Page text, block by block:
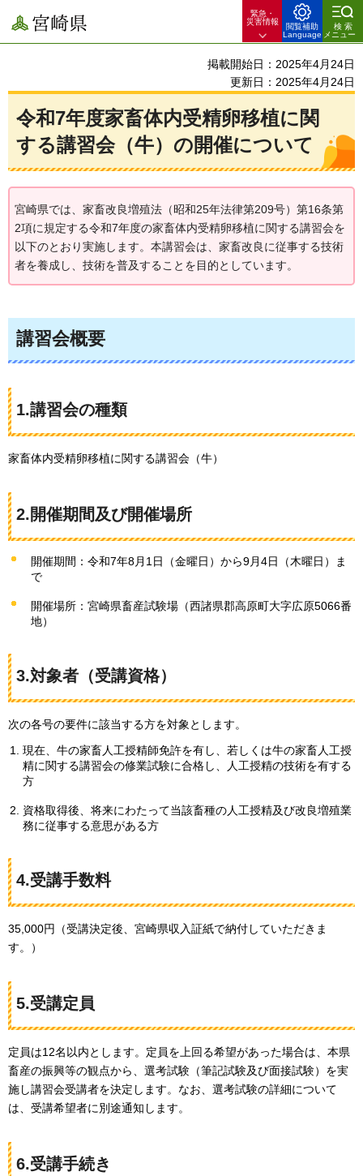
宮崎県
緊急・
災害情報
閲覧補助
Language
検索
メニュー
掲載開始日：2025年4月24日
更新日：2025年4月24日
令和7年度家畜体内受精卵移植に関
する講習会（牛）の開催について
宮崎県では、家畜改良増殖法（昭和25年法律第209号）第16条第
2項に規定する令和7年度の家畜体内受精卵移植に関する講習会を
以下のとおり実施します。本講習会は、家畜改良に従事する技術
者を養成し、技術を普及することを目的としています。
講習会概要
1.講習会の種類
家畜体内受精卵移植に関する講習会（牛）
2.開催期間及び開催場所
開催期間：令和7年8月1日（金曜日）から9月4日（木曜日）ま
で
開催場所：宮崎県畜産試験場（西諸県郡高原町大字広原5066番
地）
3.対象者（受講資格）
次の各号の要件に該当する方を対象とします。
現在、牛の家畜人工授精師免許を有し、若しくは牛の家畜人工授
精に関する講習会の修業試験に合格し、人工授精の技術を有する
方
資格取得後、将来にわたって当該畜種の人工授精及び改良増殖業
務に従事する意思がある方
4.受講手数料
35,000円（受講決定後、宮崎県収入証紙で納付していただきま
す。）
5.受講定員
定員は12名以内とします。定員を上回る希望があった場合は、本県
畜産の振興等の観点から、選考試験（筆記試験及び面接試験）を実
施し講習会受講者を決定します。なお、選考試験の詳細について
は、受講希望者に別途通知します。
6.受講手続き